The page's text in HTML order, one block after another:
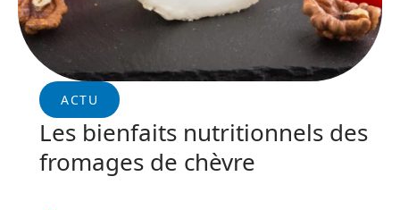
ACTU
Les bienfaits nutritionnels des
fromages de chèvre